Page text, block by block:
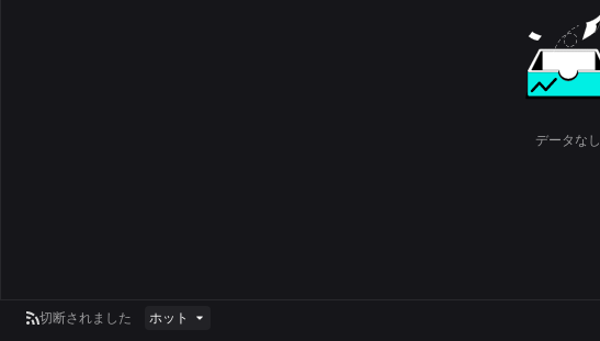
データなし
切断されました ホット